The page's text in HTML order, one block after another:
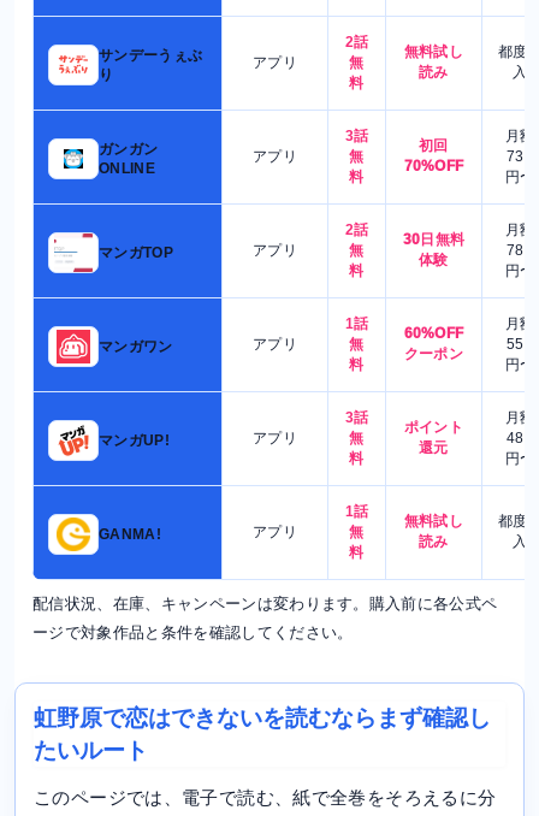
サンデーうぇぶ
り
アプリ
2話
無
料
無料試し
読み
都度
入
ガンガン
ONLINE
アプリ
3話
無
料
初回
70%OFF
月額
730
円〜
マンガTOP アプリ
2話
無
料
30日無料
体験
月額
780
円〜
マンガワン アプリ
1話
無
料
60%OFF
クーポン
月額
550
円〜
マンガUP! アプリ
3話
無
料
ポイント
還元
月額
480
円〜
GANMA! アプリ
1話
無
料
無料試し
読み
都度
入
配信状況、在庫、キャンペーンは変わります。購入前に各公式ペ
ージで対象作品と条件を確認してください。
虹野原で恋はできないを読むならまず確認し
たいルート
このページでは、電子で読む、紙で全巻をそろえるに分